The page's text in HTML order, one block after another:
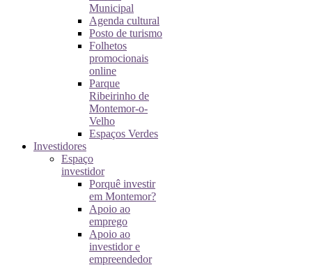
Municipal
Agenda cultural
Posto de turismo
Folhetos
promocionais
online
Parque
Ribeirinho de
Montemor-o-
Velho
Espaços Verdes
Investidores
Espaço
investidor
Porquê investir
em Montemor?
Apoio ao
emprego
Apoio ao
investidor e
empreendedor